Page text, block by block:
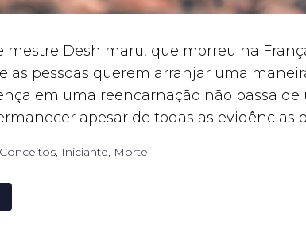
mestre Deshimaru, que morreu na
as pessoas querem arranjar uma
em uma reencarnação não passa de
apesar de todas as evidências
Conceitos, Iniciante, Morte